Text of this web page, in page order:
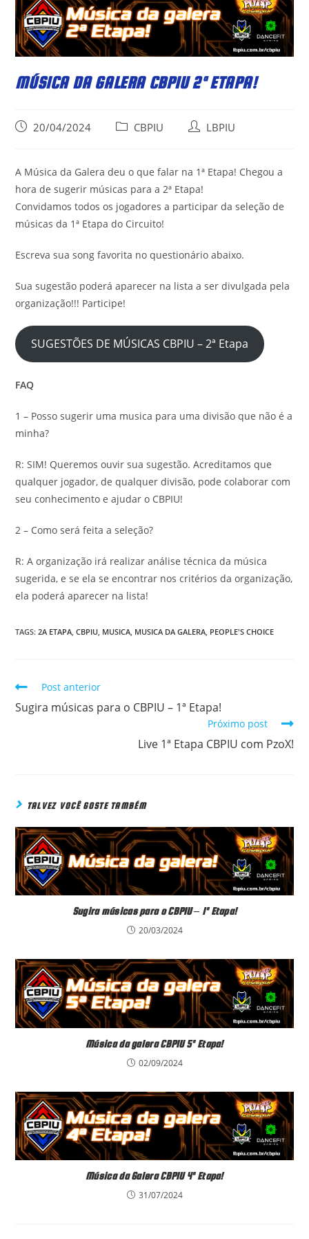
MÚSICA DA GALERA CBPIU 2ª ETAPA!
Post20/04/2024
PostCBPIU
PostLBPIU
A Música da Galera deu o que falar na 1ª Etapa! Chegou a
hora de sugerir músicas para a 2ª Etapa!
Convidamos todos os jogadores a participar da seleção de
músicas da 1ª Etapa do Circuito!
Escreva sua song favorita no questionário abaixo.
Sua sugestão poderá aparecer na lista a ser divulgada pela
organização!!! Participe!
SUGESTÕES DE MÚSICAS CBPIU – 2ª Etapa
FAQ
1 – Posso sugerir uma musica para uma divisão que não é a
minha?
R: SIM! Queremos ouvir sua sugestão. Acreditamos que
qualquer jogador, de qualquer divisão, pode colaborar com
seu conhecimento e ajudar o CBPIU!
2 – Como será feita a seleção?
R: A organização irá realizar análise técnica da música
sugerida, e se ela se encontrar nos critérios da organização,
ela poderá aparecer na lista!
TAGS:2A ETAPA CBPIU MUSICA MUSICA DA GALERA PEOPLE'S CHOICE
READ
ARTICLES
Post anterior
Sugira músicas para o CBPIU – 1ª Etapa!
Próximo post
Live 1ª Etapa CBPIU com PzoX!
TALVEZ VOCÊ GOSTE TAMBÉM
Sugira músicas para o CBPIU – 1ª Etapa!
20/03/2024
Música da galera CBPIU 5ª Etapa!
02/09/2024
Música da Galera CBPIU 4ª Etapa!
31/07/2024